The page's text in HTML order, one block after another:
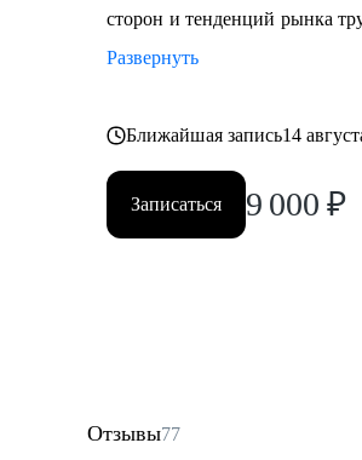
сторон и тенденций рынка
Развернуть
Ближайшая запись14
Записаться 9 000 ₽
Отзывы77